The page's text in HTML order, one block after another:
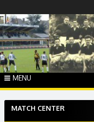
to
content
MENU
MATCH CENTER